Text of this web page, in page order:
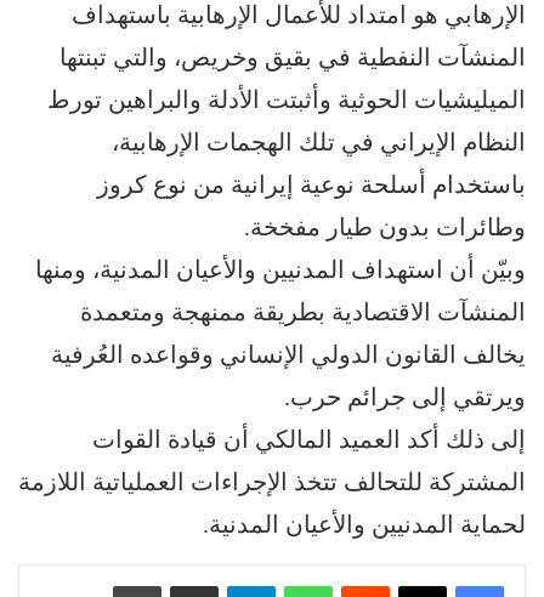
الإرهابي هو امتداد للأعمال الإرهابية باستهداف
المنشآت النفطية في بقيق وخريص، والتي تبنتها
الميليشيات الحوثية وأثبتت الأدلة والبراهين تورط
النظام الإيراني في تلك الهجمات الإرهابية،
باستخدام أسلحة نوعية إيرانية من نوع كروز
وطائرات بدون طيار مفخخة.
وبيّن أن استهداف المدنيين والأعيان المدنية، ومنها
المنشآت الاقتصادية بطريقة ممنهجة ومتعمدة
يخالف القانون الدولي الإنساني وقواعده العُرفية
ويرتقي إلى جرائم حرب.
إلى ذلك أكد العميد المالكي أن قيادة القوات
المشتركة للتحالف تتخذ الإجراءات العملياتية اللازمة
لحماية المدنيين والأعيان المدنية.
واتساب تيلقرام